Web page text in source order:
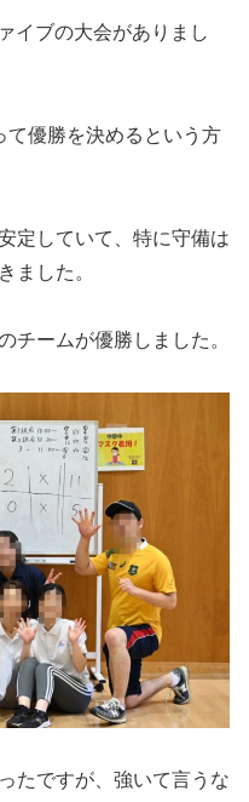
イブの大会がありまし
て優勝を決めるという方
定していて、特に守備は
ました。
チームが優勝しました。
たですが、強いて言うな